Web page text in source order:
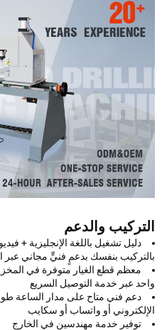
والدعم
دليل تشغيل باللغة الإنجليزية +
بنفسك بدعمٍ فنيٍّ مجاني عبر
معظم قطع الغيار متوفرة في المخزون؛
عبر خدمة التوصيل السريع
دعم فني متاح على مدار الساعة طوال
أو واتساب أو سكايب
توفير خدمة مهندسين في الخارج